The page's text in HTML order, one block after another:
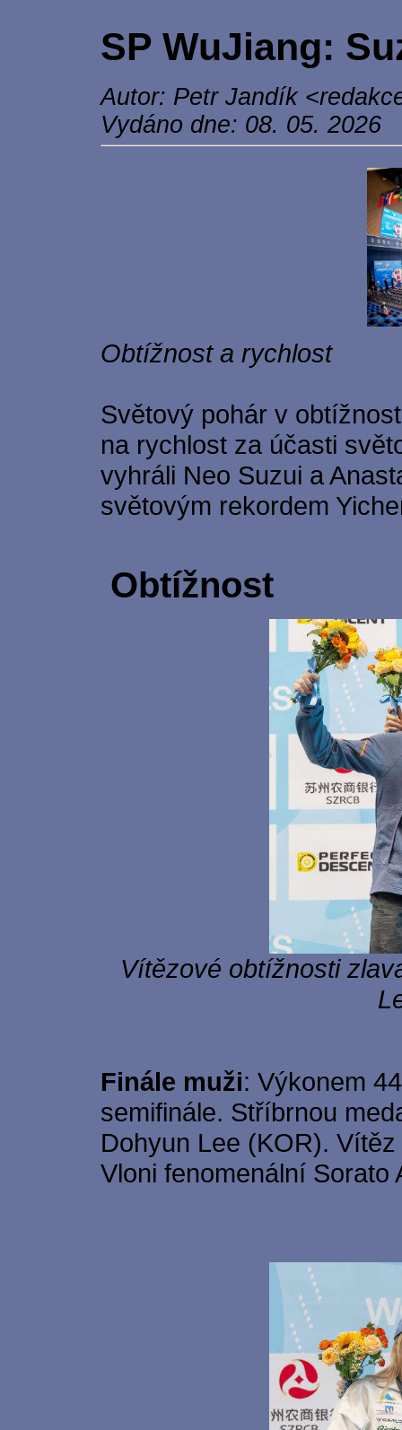
SP WuJiang:
Autor: Petr Jandík
Vydáno dne: 08. 05. 2026
Obtížnost a rychlost
Světový pohár v
na rychlost za účasti
vyhráli Neo Suzui a
světovým rekordem
Obtížnost
Vítězové obtížnosti
Finále muži: Výkonem
semifinále. Stříbrnou
Dohyun Lee (KOR).
Vloni fenomenální Sorato